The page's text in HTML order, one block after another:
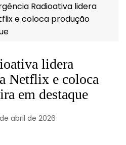
Radioativa lidera
e coloca produção
lidera
Netflix e coloca
em destaque
abril de 2026